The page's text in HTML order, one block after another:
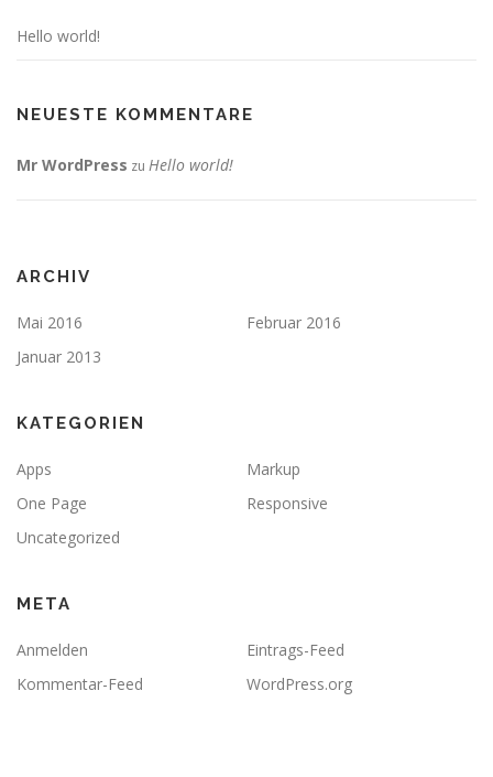
Hello world!
NEUESTE KOMMENTARE
Mr WordPress zu Hello world!
ARCHIV
Mai 2016
Februar 2016
Januar 2013
KATEGORIEN
Apps
Markup
One Page
Responsive
Uncategorized
META
Anmelden
Eintrags-Feed
Kommentar-Feed
WordPress.org